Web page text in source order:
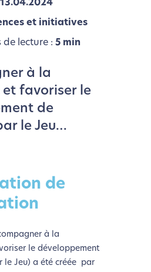
13.04.2024
et initiatives
de lecture : 5 min
à la
favoriser le
de
le Jeu…
de
à la
le développement
le Jeu) a été créée par